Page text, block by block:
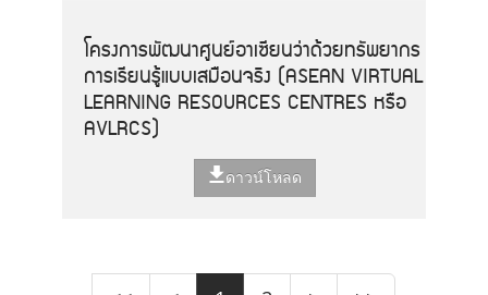
โครงการพัฒนาศูนย์อาเซียนว่าด้วยทรัพยากร
การเรียนรู้แบบเสมือนจริง (ASEAN VIRTUAL
LEARNING RESOURCES CENTRES หรือ
AVLRCS)
ดาวน์โหลด